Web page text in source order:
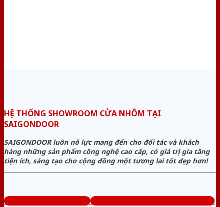
HỆ THỐNG SHOWROOM CỬA NHÔM TẠI
SAIGONDOOR
SAIGONDOOR luôn nỗ lực mang đến cho đối tác và khách
hàng những sản phẩm công nghệ cao cấp, có giá trị gia tăng
tiện ích, sáng tạo cho cộng đồng một tương lai tốt đẹp hơn!
www.baogiacuanhom.com Tổng đài tư vấn miễn phí: 0824.400.400